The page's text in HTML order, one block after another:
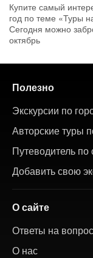
Купите самый
год по теме «Туры
Сегодня можно
октябрь
Полезно
Экскурсии по
Авторские туры
Путеводитель
Добавить свою
О сайте
Ответы на
О нас